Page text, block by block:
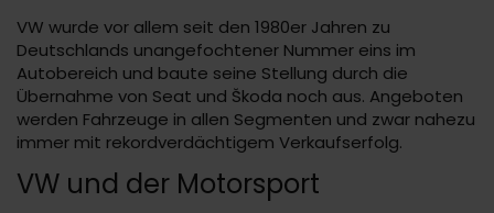
VW wurde vor allem seit den 1980er Jahren zu
Deutschlands unangefochtener Nummer eins im
Autobereich und baute seine Stellung durch die
Übernahme von Seat und Škoda noch aus. Angeboten
werden Fahrzeuge in allen Segmenten und zwar nahezu
immer mit rekordverdächtigem Verkaufserfolg.
VW und der Motorsport